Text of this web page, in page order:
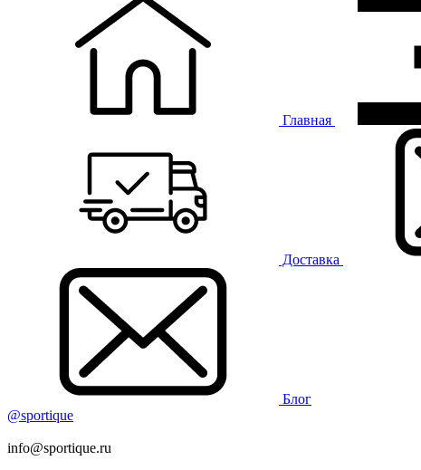
Главная
Доставка
Блог
@sportique
info@sportique.ru